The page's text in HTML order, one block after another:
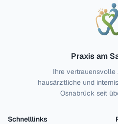
Praxis am
Ihre
hausärztliche und
Osnabrück seit
Schnelllinks